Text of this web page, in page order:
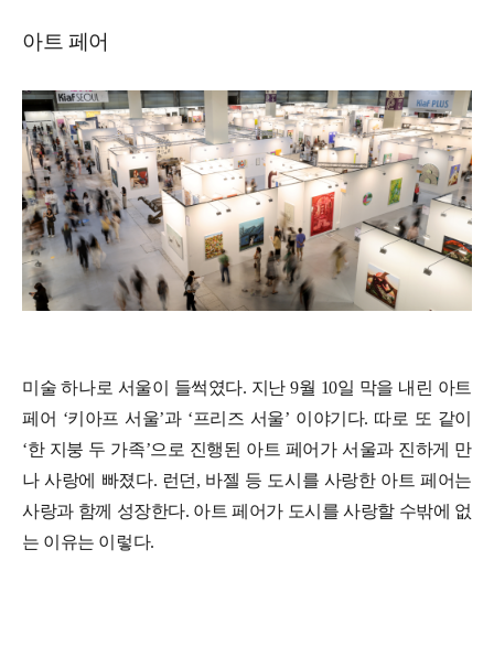
아트 페어
미술 하나로 서울이 들썩였다. 지난 9월 10일 막을 내린 아트
페어 ‘키아프 서울’과 ‘프리즈 서울’ 이야기다. 따로 또 같이
‘한 지붕 두 가족’으로 진행된 아트 페어가 서울과 진하게 만
나 사랑에 빠졌다. 런던, 바젤 등 도시를 사랑한 아트 페어는
사랑과 함께 성장한다. 아트 페어가 도시를 사랑할 수밖에 없
는 이유는 이렇다.